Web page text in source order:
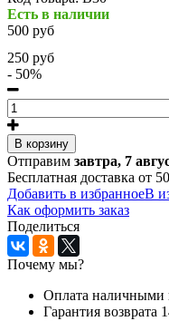
Есть в наличии
500 руб
250 руб
- 50%
В корзину
Отправим завтра, 7
Бесплатная доставка от
Добавить в избранноеВ
Как оформить заказ
Поделиться
Почему мы?
Оплата наличными
Гарантия возврата